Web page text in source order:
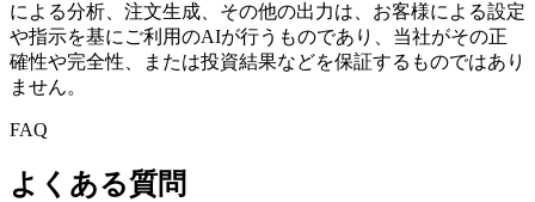
による分析、注文生成、その他の出力は、お客様による設定
や指示を基にご利用のAIが行うものであり、当社がその正
確性や完全性、または投資結果などを保証するものではあり
ません。
FAQ
よくある質問